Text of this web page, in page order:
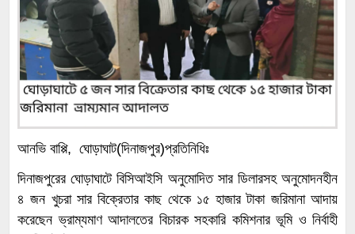
আনভি বাপ্পি, ঘোড়াঘাট(দিনাজপুর)প্রতিনিধিঃ
দিনাজপুরের ঘোড়াঘাটে বিসিআইসি অনুমোদিত সার ডিলারসহ অনুমোদনহীন
৪ জন খুচরা সার বিক্রেতার কাছ থেকে ১৫ হাজার টাকা জরিমানা আদায়
করেছেন ভ্রাম্যমাণ আদালতের বিচারক সহকারি কমিশনার ভূমি ও নির্বাহী